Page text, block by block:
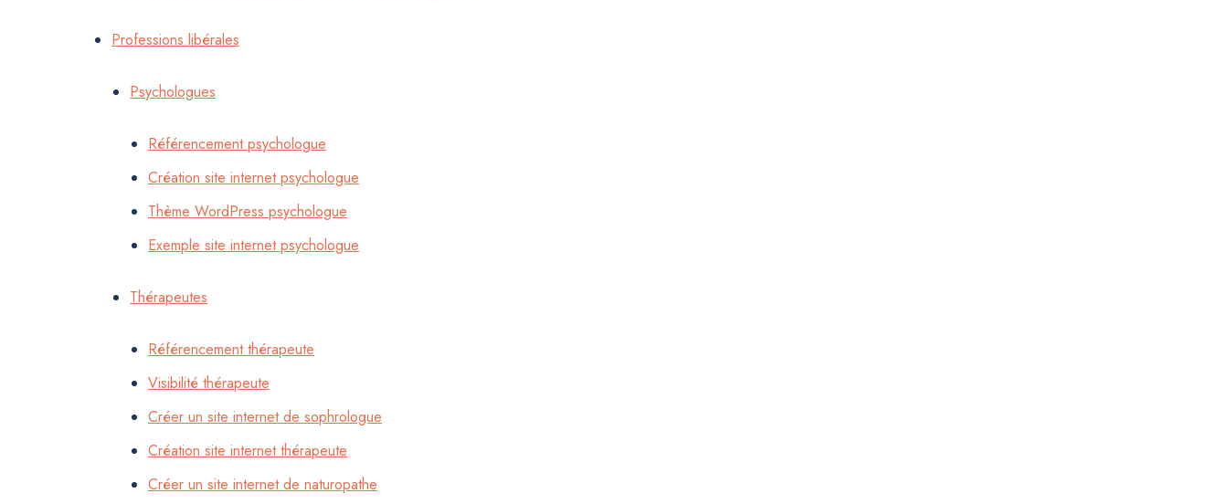
Professions libérales
Psychologues
Référencement psychologue
Création site internet psychologue
Thème WordPress psychologue
Exemple site internet psychologue
Thérapeutes
Référencement thérapeute
Visibilité thérapeute
Créer un site internet de sophrologue
Création site internet thérapeute
Créer un site internet de naturopathe